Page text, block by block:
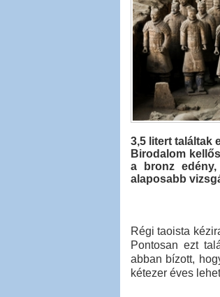
3,5 litert találtak
Birodalom
a bronz
alaposabb
Régi taoista
Pontosan ezt
abban bízott,
kétezer éves